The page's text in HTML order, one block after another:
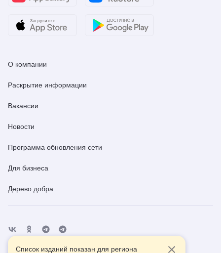
О компании
Раскрытие информации
Вакансии
Новости
Программа обновления сети
Для бизнеса
Дерево добра
Список изданий показан для региона